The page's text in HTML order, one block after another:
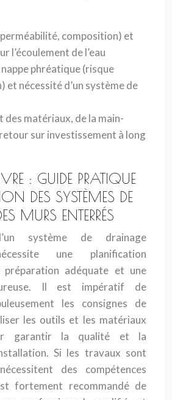
composition) et
l’écoulement de l’eau
phréatique (risque
et nécessité d’un système de
des matériaux, de la main-
sur investissement à long
: GUIDE PRATIQUE
DES SYSTÈMES DE
MURS ENTERRÉS
système de drainage
une planification
préparation adéquate et une
Il est impératif de
les consignes de
les outils et les matériaux
garantir la qualité et la
Si les travaux sont
des compétences
fortement recommandé de